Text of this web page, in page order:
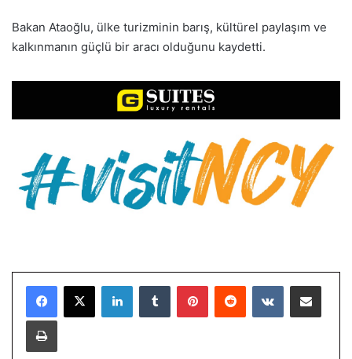
Bakan Ataoğlu, ülke turizminin barış, kültürel paylaşım ve
kalkınmanın güçlü bir aracı olduğunu kaydetti.
LinkedInTumblr PinterestReddit VKontakteE-Posta ile paylaş
Yazdır